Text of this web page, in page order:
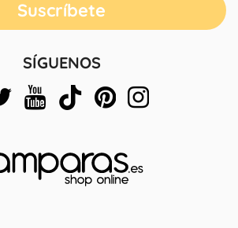
SÍGUENOS